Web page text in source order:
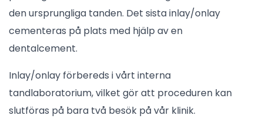
den ursprungliga tanden. Det sista inlay/onlay
cementeras på plats med hjälp av en
dentalcement.
Inlay/onlay förbereds i vårt interna
tandlaboratorium, vilket gör att proceduren kan
slutföras på bara två besök på vår klinik.